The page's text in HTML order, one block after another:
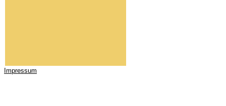
Impressum